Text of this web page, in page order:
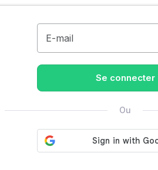
de-Belair Residence les
Cap Retraite vous aide à trouver
E-mail
Se connecter
Ou